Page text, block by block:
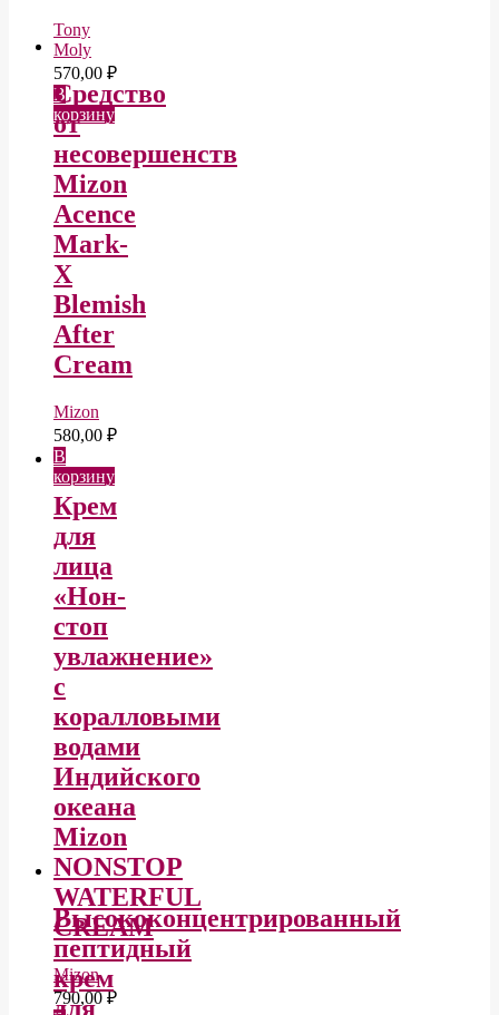
Tony
Moly
570,00 ₽
В
корзину
Средство
от
несовершенств
Mizon
Acence
Mark-
X
Blemish
After
Cream
Mizon
580,00 ₽
В
корзину
Крем
для
лица
«Нон-
стоп
увлажнение»
с
коралловыми
водами
Индийского
океана
Mizon
NONSTOP
WATERFUL
CREAM
Mizon
790,00₽
Высококонцентрированный
пептидный
крем
для